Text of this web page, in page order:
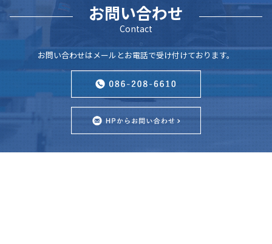
お問い合わせ
Contact
お問い合わせはメールとお電話で受け付けております。